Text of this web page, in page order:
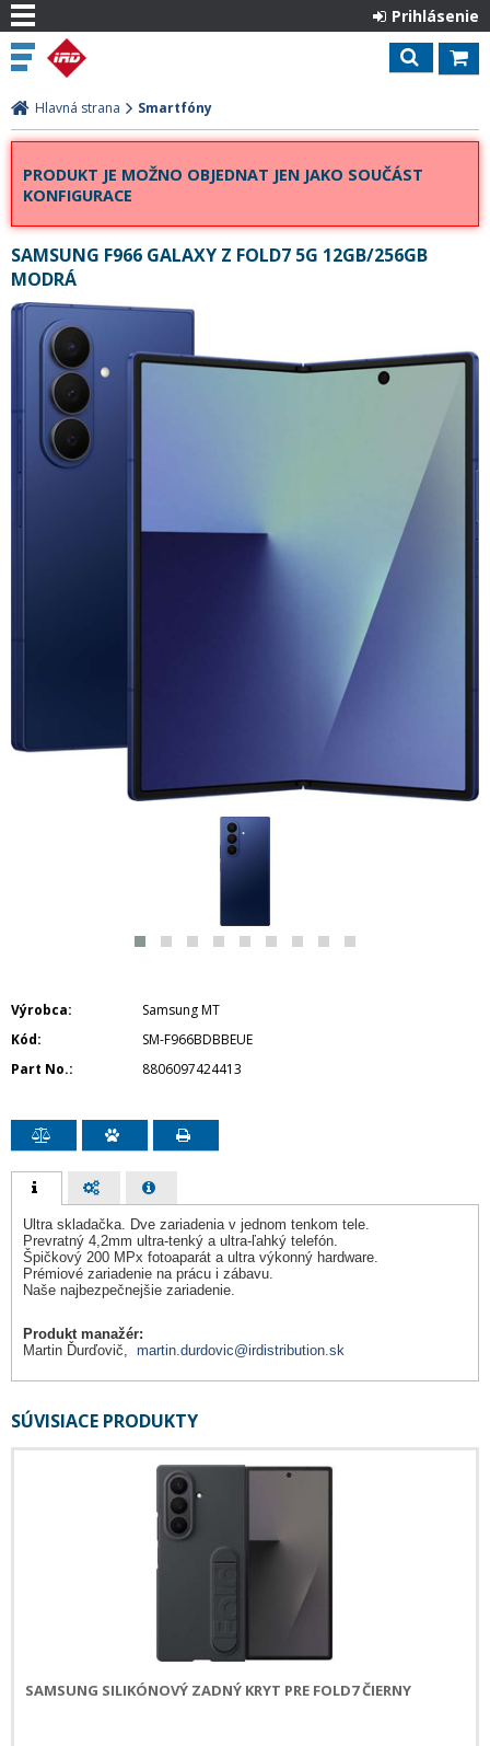
Prihlásenie
Hlavná strana Smartfóny
PRODUKT JE MOŽNO OBJEDNAT JEN JAKO SOUČÁST
KONFIGURACE
SAMSUNG F966 GALAXY Z FOLD7 5G 12GB/256GB
MODRÁ
Výrobca
Samsung MT
Kód
SM-F966BDBBEUE
Part No.
8806097424413
Ultra skladačka. Dve zariadenia v jednom tenkom tele.
Prevratný 4,2mm ultra-tenký a ultra-ľahký telefón.
Špičkový 200 MPx fotoaparát a ultra výkonný hardware.
Prémiové zariadenie na prácu i zábavu.
Naše najbezpečnejšie zariadenie.
Produkt manažér:
Martin Ďurďovič, martin.durdovic@irdistribution.sk
SÚVISIACE PRODUKTY
SAMSUNG SILIKÓNOVÝ ZADNÝ KRYT PRE FOLD7 ČIERNY